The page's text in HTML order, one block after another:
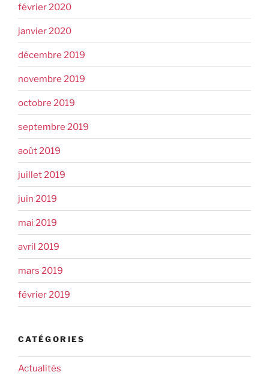
février 2020
janvier 2020
décembre 2019
novembre 2019
octobre 2019
septembre 2019
août 2019
juillet 2019
juin 2019
mai 2019
avril 2019
mars 2019
février 2019
CATÉGORIES
Actualités